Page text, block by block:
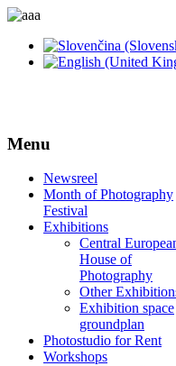
Menu
Newsreel
Month of Photography
Festival
Exhibitions
Central
House of
Photography
Other
Exhibition space
groundplan
Photostudio for Rent
Workshops